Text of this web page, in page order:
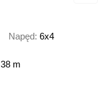
Napęd 6x4
38 m